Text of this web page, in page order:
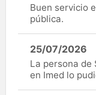
Buen servicio
pública.
25/07/2026
La persona de
en Imed lo